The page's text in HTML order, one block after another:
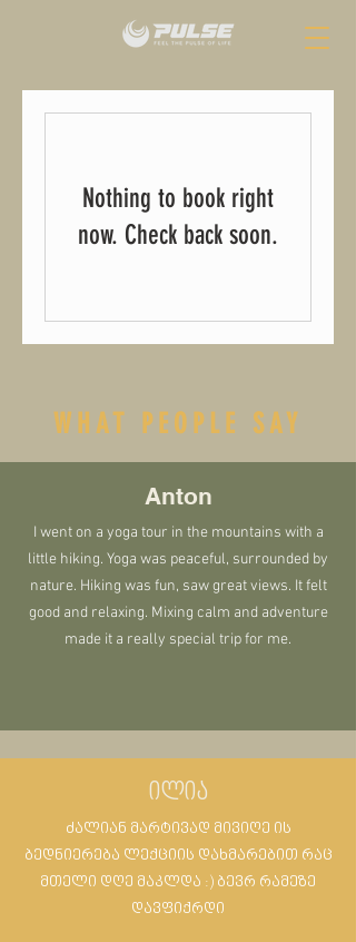
Nothing to book right
now. Check back soon.
WHAT PEOPLE SAY
Anton
I went on a yoga tour in the mountains with a
little hiking. Yoga was peaceful, surrounded by
nature. Hiking was fun, saw great views. It felt
good and relaxing. Mixing calm and adventure
made it a really special trip for me.
ილია
ძალიან მარტივად მივიღე ის
ბედნიერება ლექციის დახმარებით რაც
მთელი დღე მაკლდა :) ბევრ რამეზე
დავფიქრდი